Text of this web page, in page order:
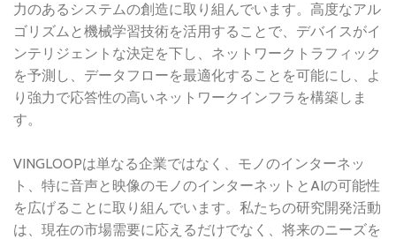
力のあるシステムの創造に取り組んでいます。高度なアル
ゴリズムと機械学習技術を活用することで、デバイスがイ
ンテリジェントな決定を下し、ネットワークトラフィック
を予測し、データフローを最適化することを可能にし、よ
り強力で応答性の高いネットワークインフラを構築しま
す。
VINGLOOPは単なる企業ではなく、モノのインターネッ
ト、特に音声と映像のモノのインターネットとAIの可能性
を広げることに取り組んでいます。私たちの研究開発活動
は、現在の市場需要に応えるだけでなく、将来のニーズを